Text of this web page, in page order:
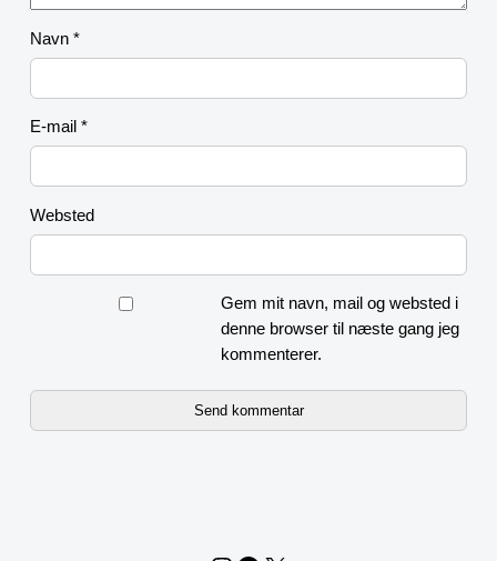
Navn *
E-mail *
Websted
Gem mit navn, mail og websted i
denne browser til næste gang jeg
kommenterer.